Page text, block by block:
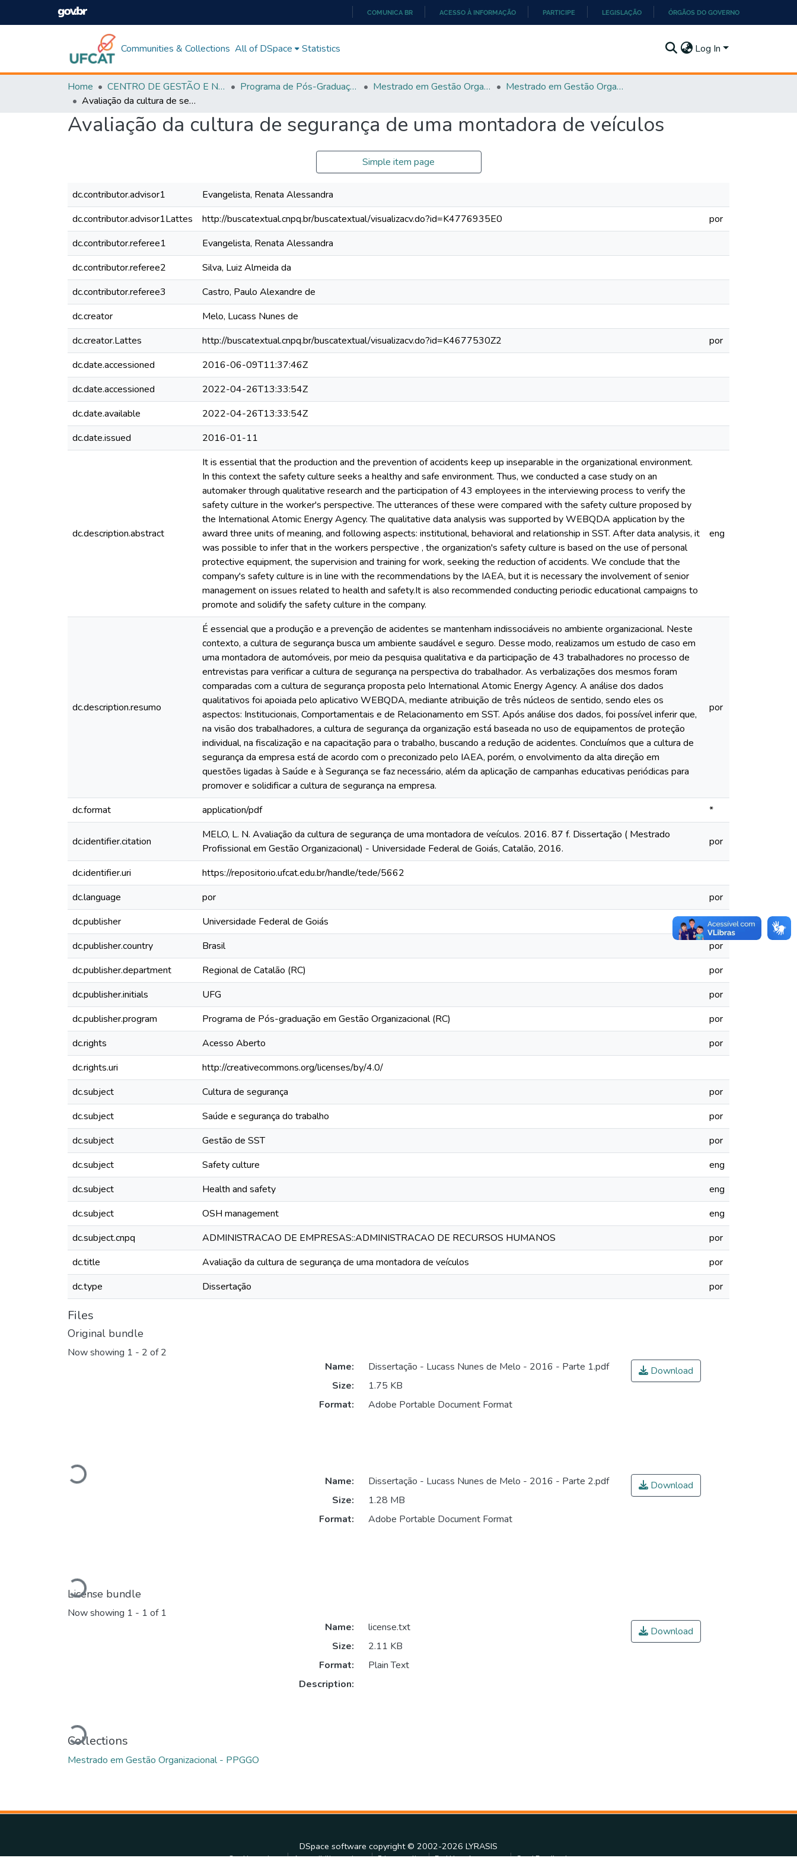
CONTEÚDO
COMUNICA BR ACESSO À INFORMAÇÃO PARTICIPE LEGISLAÇÃO ÓRGÃOS DO GOVERNO
Communities & Collections All of DSpace Statistics Log In
Home CENTRO DE GESTÃO E NEGÓCIOS Programa de Pós-Graduação em Gestão Organizacional (PPGGO) Mestrado em Gestão Organizacional - PPGGO
Mestrado em Gestão Organizacional - PPGGO
Avaliação da cultura de segurança de uma montadora de veículos
Avaliação da cultura de segurança de uma montadora de veículos
Simple item page
dc.contributor.advisor1
Evangelista, Renata Alessandra
dc.contributor.advisor1Lattes
http://buscatextual.cnpq.br/buscatextual/visualizacv.do?id=K4776935E0
por
dc.contributor.referee1
Evangelista, Renata Alessandra
dc.contributor.referee2
Silva, Luiz Almeida da
dc.contributor.referee3
Castro, Paulo Alexandre de
dc.creator
Melo, Lucass Nunes de
dc.creator.Lattes
http://buscatextual.cnpq.br/buscatextual/visualizacv.do?id=K4677530Z2
por
dc.date.accessioned
2016-06-09T11:37:46Z
dc.date.accessioned
2022-04-26T13:33:54Z
dc.date.available
2022-04-26T13:33:54Z
dc.date.issued
2016-01-11
dc.description.abstract
It is essential that the production and the prevention of accidents keep up inseparable in the organizational environment.
In this context the safety culture seeks a healthy and safe environment. Thus, we conducted a case study on an
automaker through qualitative research and the participation of 43 employees in the interviewing process to verify the
safety culture in the worker's perspective. The utterances of these were compared with the safety culture proposed by
the International Atomic Energy Agency. The qualitative data analysis was supported by WEBQDA application by the
award three units of meaning, and following aspects: institutional, behavioral and relationship in SST. After data analysis, it
was possible to infer that in the workers perspective , the organization's safety culture is based on the use of personal
protective equipment, the supervision and training for work, seeking the reduction of accidents. We conclude that the
company's safety culture is in line with the recommendations by the IAEA, but it is necessary the involvement of senior
management on issues related to health and safety.It is also recommended conducting periodic educational campaigns to
promote and solidify the safety culture in the company.
eng
dc.description.resumo
É essencial que a produção e a prevenção de acidentes se mantenham indissociáveis no ambiente organizacional. Neste
contexto, a cultura de segurança busca um ambiente saudável e seguro. Desse modo, realizamos um estudo de caso em
uma montadora de automóveis, por meio da pesquisa qualitativa e da participação de 43 trabalhadores no processo de
entrevistas para verificar a cultura de segurança na perspectiva do trabalhador. As verbalizações dos mesmos foram
comparadas com a cultura de segurança proposta pelo International Atomic Energy Agency. A análise dos dados
qualitativos foi apoiada pelo aplicativo WEBQDA, mediante atribuição de três núcleos de sentido, sendo eles os
aspectos: Institucionais, Comportamentais e de Relacionamento em SST. Após análise dos dados, foi possível inferir que,
na visão dos trabalhadores, a cultura de segurança da organização está baseada no uso de equipamentos de proteção
individual, na fiscalização e na capacitação para o trabalho, buscando a redução de acidentes. Concluímos que a cultura de
segurança da empresa está de acordo com o preconizado pelo IAEA, porém, o envolvimento da alta direção em
questões ligadas à Saúde e à Segurança se faz necessário, além da aplicação de campanhas educativas periódicas para
promover e solidificar a cultura de segurança na empresa.
por
dc.format application/pdf *
dc.identifier.citation
MELO, L. N. Avaliação da cultura de segurança de uma montadora de veículos. 2016. 87 f. Dissertação ( Mestrado
Profissional em Gestão Organizacional) - Universidade Federal de Goiás, Catalão, 2016.
por
dc.identifier.uri
https://repositorio.ufcat.edu.br/handle/tede/5662
dc.language
por
por
dc.publisher
Universidade Federal de Goiás
por
dc.publisher.country
Brasil
por
dc.publisher.department
Regional de Catalão (RC)
por
dc.publisher.initials
UFG
por
dc.publisher.program
Programa de Pós-graduação em Gestão Organizacional (RC)
por
dc.rights
Acesso Aberto
por
dc.rights.uri
http://creativecommons.org/licenses/by/4.0/
dc.subject
Cultura de segurança
por
dc.subject
Saúde e segurança do trabalho
por
dc.subject
Gestão de SST
por
dc.subject
Safety culture
eng
dc.subject
Health and safety
eng
dc.subject
OSH management
eng
dc.subject.cnpq
ADMINISTRACAO DE EMPRESAS::ADMINISTRACAO DE RECURSOS HUMANOS
por
dc.title
Avaliação da cultura de segurança de uma montadora de veículos
por
dc.type
Dissertação por
Files
Original bundle
Now showing 1 - 2 of 2
Loading...
Name:
Dissertação - Lucass Nunes de Melo - 2016 - Parte 1.pdf
Size:
1.75 KB
Format:
Adobe Portable Document Format
Download
Loading...
Name:
Dissertação - Lucass Nunes de Melo - 2016 - Parte 2.pdf
Size:
1.28 MB
Format:
Adobe Portable Document Format
Download
License bundle
Now showing 1 - 1 of 1
Loading...
Name:
license.txt
Size:
2.11 KB
Format:
Plain Text
Description:
Download
Collections
Mestrado em Gestão Organizacional - PPGGO
DSpace software copyright © 2002-2026 LYRASIS
Cookie settings Accessibility settings Privacy policy End User Agreement Send Feedback